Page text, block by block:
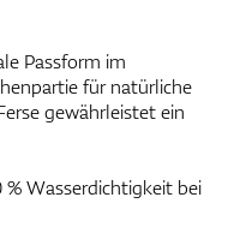
Passform im
für natürliche
gewährleistet ein
Wasserdichtigkeit bei